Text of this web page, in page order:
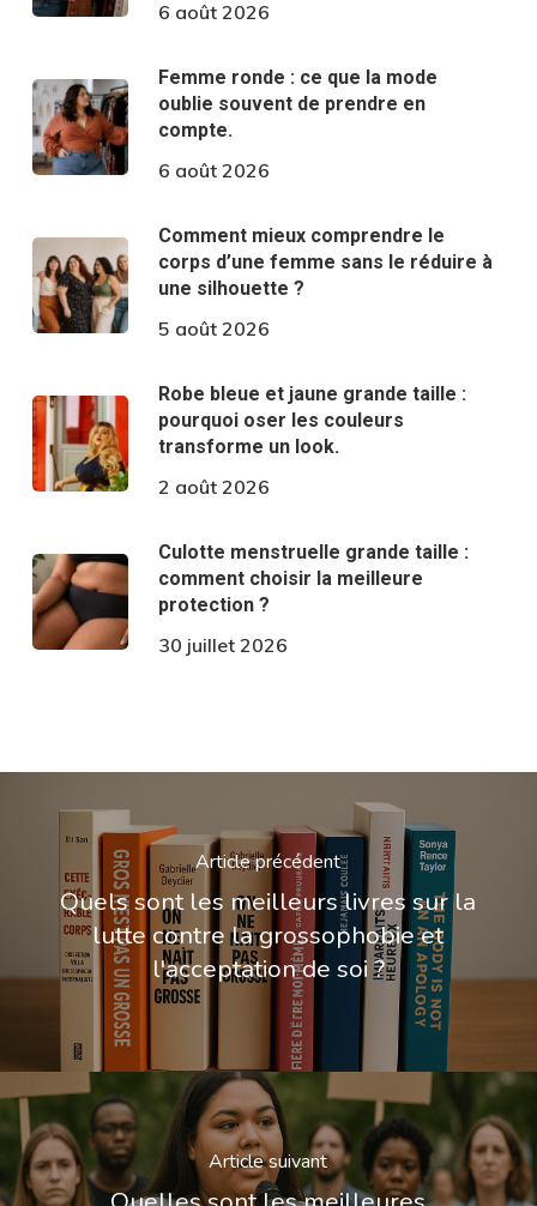
6 août 2026
Femme ronde : ce que la mode
oublie souvent de prendre en
compte.
6 août 2026
Comment mieux comprendre le
corps d’une femme sans le réduire à
une silhouette ?
5 août 2026
Robe bleue et jaune grande taille :
pourquoi oser les couleurs
transforme un look.
2 août 2026
Culotte menstruelle grande taille :
comment choisir la meilleure
protection ?
30 juillet 2026
Article précédent
Quels sont les meilleurs livres sur la
lutte contre la grossophobie et
l'acceptation de soi ?
Article suivant